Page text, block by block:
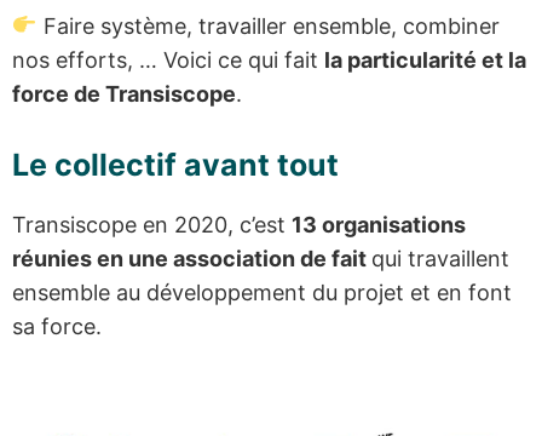
Faire système, travailler ensemble, combiner
nos efforts, … Voici ce qui fait la particularité et la
force de Transiscope.
Le collectif avant tout
Transiscope en 2020, c’est 13 organisations
réunies en une association de fait qui travaillent
ensemble au développement du projet et en font
sa force.